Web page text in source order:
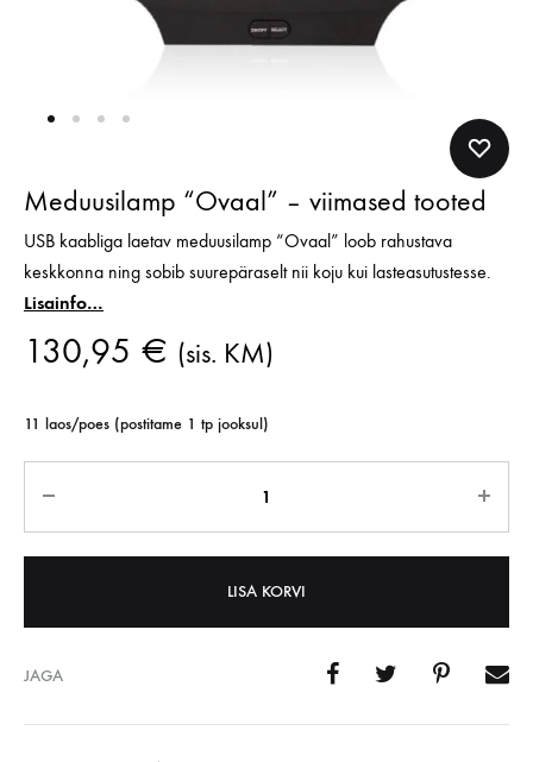
Meduusilamp “Ovaal” – viimased tooted
USB kaabliga laetav meduusilamp “Ovaal” loob rahustava
keskkonna ning sobib suurepäraselt nii koju kui lasteasutustesse.
Lisainfo…
130,95 € (sis. KM)
11 laos/poes (postitame 1 tp jooksul)
LISA KORVI
JAGA